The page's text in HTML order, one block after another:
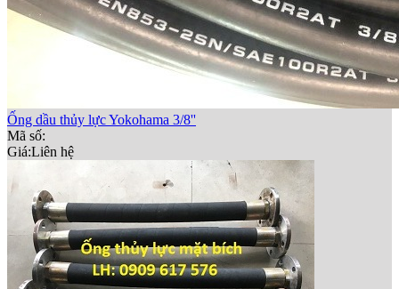
Ống dầu thủy lực Yokohama 3/8''
Mã số:
Giá:Liên hệ